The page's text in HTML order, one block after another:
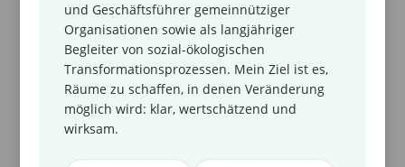
und Geschäftsführer gemeinnütziger
Organisationen sowie als langjähriger
Begleiter von sozial-ökologischen
Transformationsprozessen. Mein Ziel ist es,
Räume zu schaffen, in denen Veränderung
möglich wird: klar, wertschätzend und
wirksam.